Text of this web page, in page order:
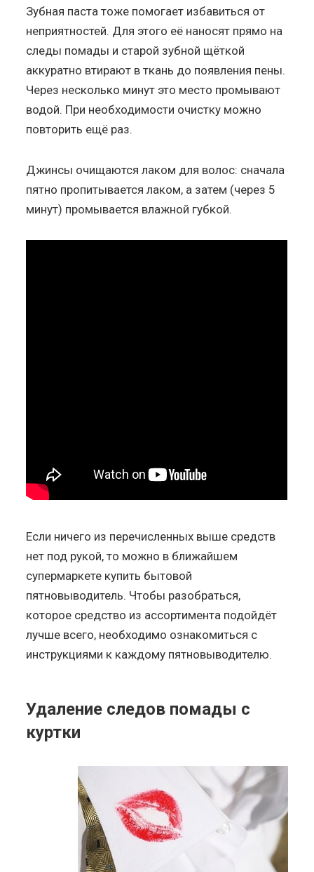
Зубная паста тоже помогает избавиться от
неприятностей. Для этого её наносят прямо на
следы помады и старой зубной щёткой
аккуратно втирают в ткань до появления пены.
Через несколько минут это место промывают
водой. При необходимости очистку можно
повторить ещё раз.
Джинсы очищаются лаком для волос: сначала
пятно пропитывается лаком, а затем (через 5
минут) промывается влажной губкой.
Если ничего из перечисленных выше средств
нет под рукой, то можно в ближайшем
супермаркете купить бытовой
пятновыводитель. Чтобы разобраться,
которое средство из ассортимента подойдёт
лучше всего, необходимо ознакомиться с
инструкциями к каждому пятновыводителю.
Удаление следов помады с
куртки